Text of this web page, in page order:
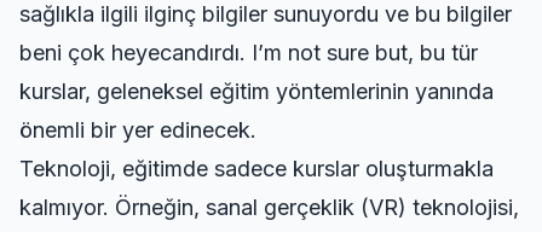
sağlıkla ilgili ilginç bilgiler sunuyordu ve bu bilgiler
beni çok heyecandırdı. I’m not sure but, bu tür
kurslar, geleneksel eğitim yöntemlerinin yanında
önemli bir yer edinecek.
Teknoloji, eğitimde sadece kurslar oluşturmakla
kalmıyor. Örneğin, sanal gerçeklik (VR) teknolojisi,